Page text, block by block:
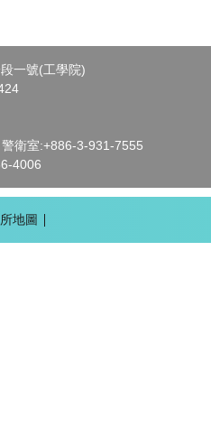
一號(工學院)
衛室:+886-3-931-7555
4006
地圖